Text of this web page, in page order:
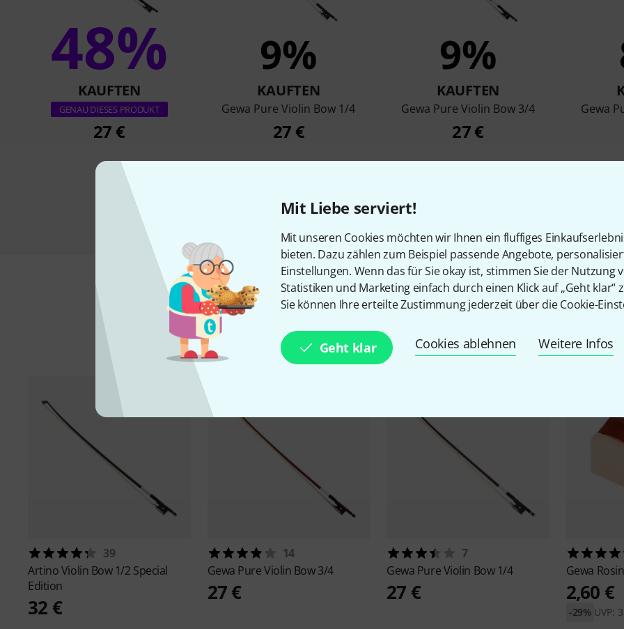
Mit Liebe serviert!
Mit unseren Cookies möchten wir Ihnen ein fluffiges
bieten. Dazu zählen zum Beispiel passende Angebote,
Einstellungen. Wenn das für Sie okay ist, stimmen Sie der Nutzung
Statistiken und Marketing einfach durch einen Klick auf „Geht klar“
Sie können Ihre erteilte Zustimmung jederzeit über die Cookie-
Geht klar Cookies ablehnen Weitere Infos
48%
KAUFTEN
GENAU DIESES PRODUKT
27 €
9%
KAUFTEN
Gewa Pure Violin Bow 1/4
27 €
9%
KAUFTEN
Gewa Pure Violin Bow 3/4
27 €
Gewa
Zubehör & passende Artikel
39
ArtinoViolin Bow 1/2 Special
Edition
32 €
14
Gewa Pure Violin Bow 3/4
27 €
7
Gewa Pure Violin Bow 1/4
27 €
Gewa
2,60 €
UVP:
-29%